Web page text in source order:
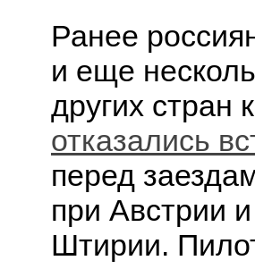
Ранее
и еще
других стран
отказались
перед
при Австрии
Штирии.